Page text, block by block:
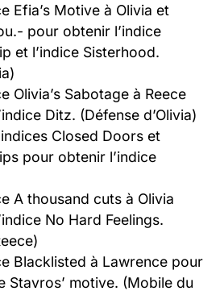
Efia’s Motive à Olivia et
pour obtenir l’indice
et l’indice Sisterhood.
Olivia’s Sabotage à Reece
Ditz. (Défense d’Olivia)
Closed Doors et
pour obtenir l’indice
A thousand cuts à Olivia
No Hard Feelings.
Blacklisted à Lawrence pour
Stavros’ motive. (Mobile du